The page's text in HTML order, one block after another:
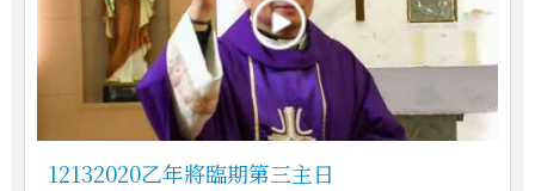
12132020乙年將臨期第三主日